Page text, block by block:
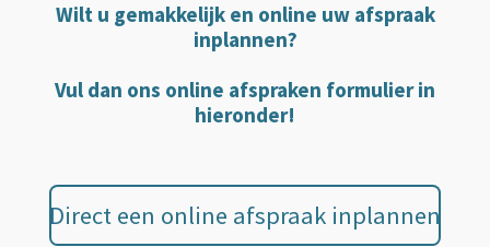
Wilt u gemakkelijk en online uw afspraak
inplannen?
Vul dan ons online afspraken formulier in
hieronder!
Direct een online afspraak inplannen